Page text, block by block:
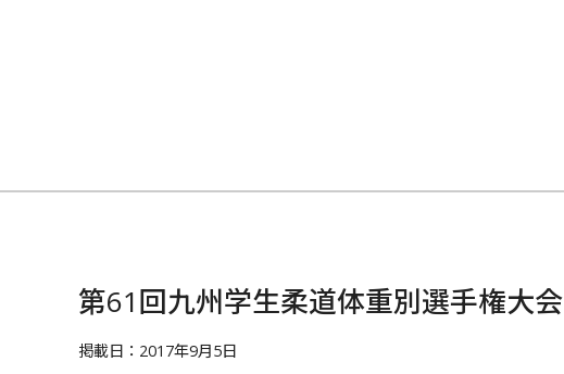
第61回九州学生柔道体重別選手権大会
掲載日：2017年9月5日